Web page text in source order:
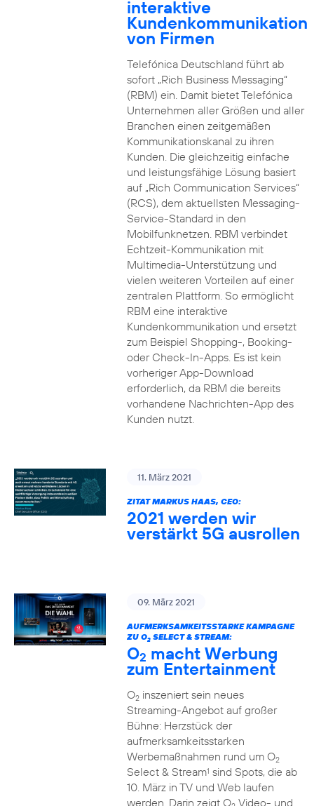
interaktive
Kundenkommunikation
von Firmen
Telefónica Deutschland führt ab
sofort „Rich Business Messaging“
(RBM) ein. Damit bietet Telefónica
Unternehmen aller Größen und aller
Branchen einen zeitgemäßen
Kommunikationskanal zu ihren
Kunden. Die gleichzeitig einfache
und leistungsfähige Lösung basiert
auf „Rich Communication Services“
(RCS), dem aktuellsten Messaging-
Service-Standard in den
Mobilfunknetzen. RBM verbindet
Echtzeit-Kommunikation mit
Multimedia-Unterstützung und
vielen weiteren Vorteilen auf einer
zentralen Plattform. So ermöglicht
RBM eine interaktive
Kundenkommunikation und ersetzt
zum Beispiel Shopping-, Booking-
oder Check-In-Apps. Es ist kein
vorheriger App-Download
erforderlich, da RBM die bereits
vorhandene Nachrichten-App des
Kunden nutzt.
11. März 2021
ZITAT MARKUS HAAS, CEO:
2021 werden wir
verstärkt 5G ausrollen
09. März 2021
AUFMERKSAMKEITSSTARKE KAMPAGNE
ZU O2SELECT & STREAM:
O2 macht Werbung
zum Entertainment
O2inszeniert sein neues
Streaming-Angebot auf großer
Bühne: Herzstück der
aufmerksamkeitsstarken
Werbemaßnahmen rund um O2
Select & Stream1 sind Spots, die ab
10. März in TV und Web laufen
werden. Darin zeigt O Video- und